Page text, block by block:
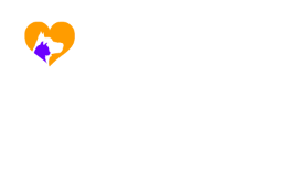
contenido